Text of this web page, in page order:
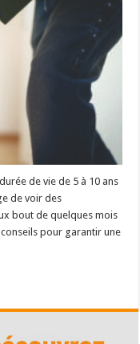
de vie de 5 à 10 ans
de voir des
bout de quelques mois
conseils pour garantir une